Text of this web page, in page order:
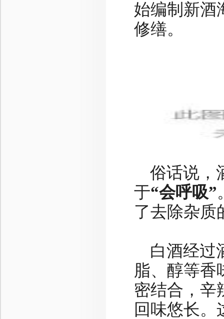
始编制新酒
修缮。
俗话说，
于“会呼吸”
了去除杂质
白酒经过
脂、醇等香
密结合，辛
回味悠长。